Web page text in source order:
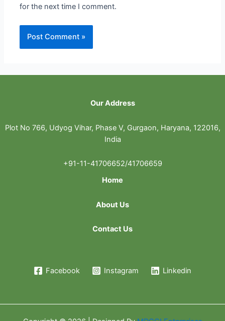
for the next time I comment.
Our Address
Plot No 766, Udyog Vihar, Phase V, Gurgaon, Haryana, 122016,
India
+91-11-41706652/41706659
Home
About Us
Contact Us
Facebook Instagram Linkedin